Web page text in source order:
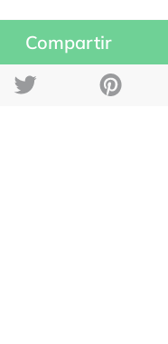
Compartir